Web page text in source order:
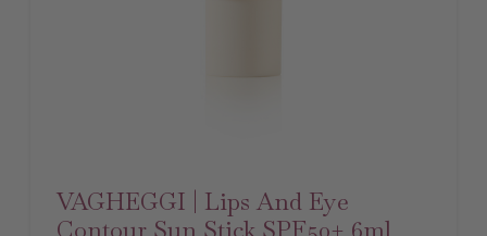
VAGHEGGI | Lips And Eye
Contour Sun Stick SPF50+ 6ml